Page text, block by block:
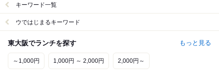
キーワード一覧
ウではじまるキーワード
東大阪でランチを探す もっと見る
～1,000円 1,000円 ～ 2,000円 2,000円～